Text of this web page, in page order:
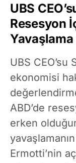
UBS
Resesyon
UBS
ekonomisi
ABD’de
erken
Ermotti’nin